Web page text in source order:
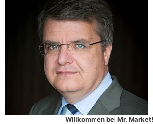
Willkommen bei Mr. Market!